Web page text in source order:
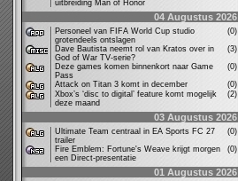
uitbreiding Man of Honor
04 Augustus 2026
Personeel van FIFA World Cup studio
grotendeels ontslagen
(0)
Dave Bautista neemt rol van Kratos over in
God of War TV-serie?
(3)
Deze games komen binnenkort naar Game
Pass
(0)
Attack on Titan 3 komt in december
(0)
Xbox’s ‘disc to digital’ feature komt mogelijk
deze maand
(2)
03 Augustus 2026
Ultimate Team centraal in EA Sports FC 27
trailer
(0)
Fire Emblem: Fortune's Weave krijgt morgen
een Direct-presentatie
(0)
01 Augustus 2026